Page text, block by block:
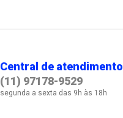
Central de atendimento
(11) 97178-9529
segunda a sexta das 9h às 18h